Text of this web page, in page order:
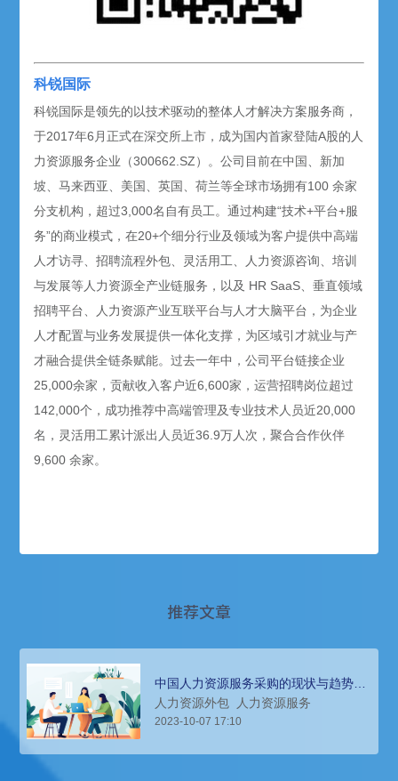
科锐国际
科锐国际是领先的以技术驱动的整体人才解决方案服务商，
于2017年6月正式在深交所上市，成为国内首家登陆A股的人
力资源服务企业（300662.SZ）。公司目前在中国、新加
坡、马来西亚、美国、英国、荷兰等全球市场拥有100 余家
分支机构，超过3,000名自有员工。通过构建“技术+平台+服
务”的商业模式，在20+个细分行业及领域为客户提供中高端
人才访寻、招聘流程外包、灵活用工、人力资源咨询、培训
与发展等人力资源全产业链服务，以及 HR SaaS、垂直领域
招聘平台、人力资源产业互联平台与人才大脑平台，为企业
人才配置与业务发展提供一体化支撑，为区域引才就业与产
才融合提供全链条赋能。过去一年中，公司平台链接企业
25,000余家，贡献收入客户近6,600家，运营招聘岗位超过
142,000个，成功推荐中高端管理及专业技术人员近20,000
名，灵活用工累计派出人员近36.9万人次，聚合合作伙伴
9,600 余家。
推荐文章
中国人力资源服务采购的现状与趋势、
难点浅析
人力资源外包 人力资源服务
2023-10-07 17:10